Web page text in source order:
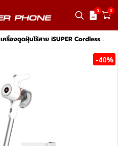
0 0
เครื่องดูดฝุ่นไร้สาย iSUPER Cordless Vacuum Cleaner VC1
-40%